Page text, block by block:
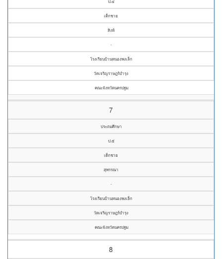
ป.๔
เด็กชาย
สิงห์
-
โรงเรียนบ้านหนองพงเล็ก
วัดเจริญราษฎร์บำรุง
คณะจังหวัดนครปฐม
7
ประถมศึกษา
ป.๕
เด็กชาย
สุพรรณา
-
โรงเรียนบ้านหนองพงเล็ก
วัดเจริญราษฎร์บำรุง
คณะจังหวัดนครปฐม
8